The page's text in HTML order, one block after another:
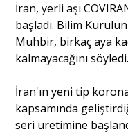
İran, yerli aşı
başladı. Bilim
Muhbir, birkaç aya
kalmayacağını söyledi.
İran'ın yeni tip
kapsamında
seri üretimine